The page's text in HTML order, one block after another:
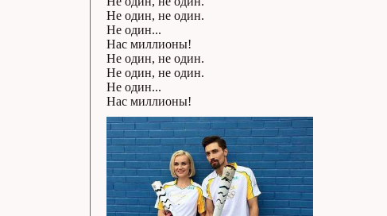
Не один, не один.
Не один...
Нас миллионы!
Не один, не один.
Не один, не один.
Не один...
Нас миллионы!